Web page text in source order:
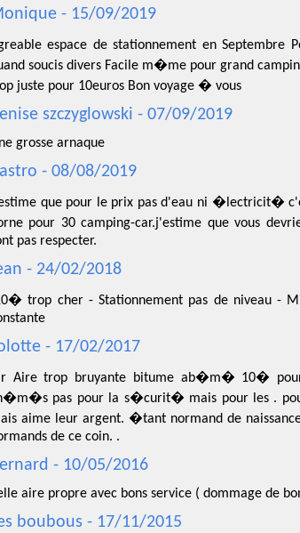
- 15/09/2019
espace de stationnement en
soucis divers Facile m�me pour grand
juste pour 10euros Bon voyage � vous
szczyglowski - 07/09/2019
grosse arnaque
- 08/08/2019
que pour le prix pas d'eau ni �lectricit�
pour 30 camping-car.j'estime que vous
pas respecter.
- 24/02/2018
trop cher - Stationnement pas de niveau -
- 17/02/2017
Aire trop bruyante bitume ab�m� 10� pour
pas pour la s�curit� mais pour les .
aime leur argent. �tant normand de
de ce coin. .
- 10/05/2016
aire propre avec bons service ( dommage de
boubous - 17/11/2015